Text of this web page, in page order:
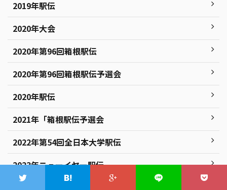
2019年駅伝
2020年大会
2020年第96回箱根駅伝
2020年第96回箱根駅伝予選会
2020年駅伝
2021年「箱根駅伝予選会
2022年第54回全日本大学駅伝
2023年ニューイヤー駅伝